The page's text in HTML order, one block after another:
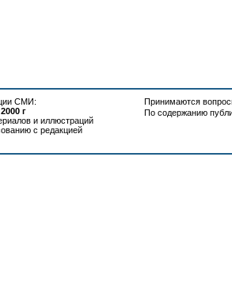
СМИ:
г
и иллюстраций
с редакцией
Принимаются
По содержанию